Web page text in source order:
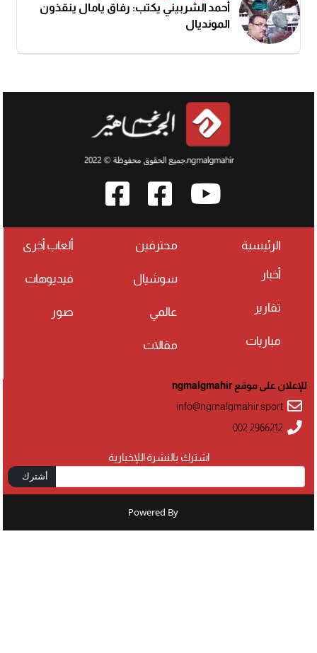
أحمد الشربيني يكتب: رفاق يامال ينقذون
المونديال
الرئيسية
أخبار
تقارير
مباريات
محترفين
سوشيال
عالمي
مقالات
ألعاب أخرى
فيديوهات
صور
اشترك بالنشرة اللإخبارية
أشترك
للإعلان على موقع ngmalgmahir
info@ngmalgmahir.sport
002 2966212
Powered By